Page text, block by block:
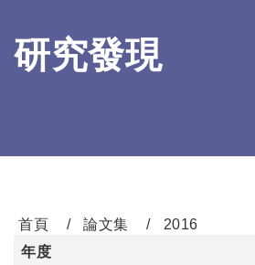
研究發現
首頁 論文集
2016
年度